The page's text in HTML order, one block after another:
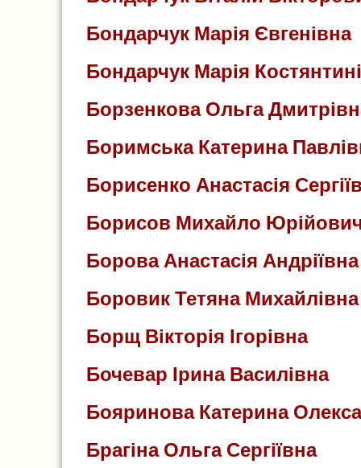
Бондарчук Марія Євгенівна
Бондарчук Марія
Борзенкова Ольга
Боримська Катерина
Борисенко Анастасія
Борисов Михайло
Борова Анастасія Андріївна
Боровик Тетяна Михайлівна
Борщ Вікторія Ігорівна
Бочевар Ірина Василівна
Бояринова Катерина
Брагіна Ольга Сергіївна